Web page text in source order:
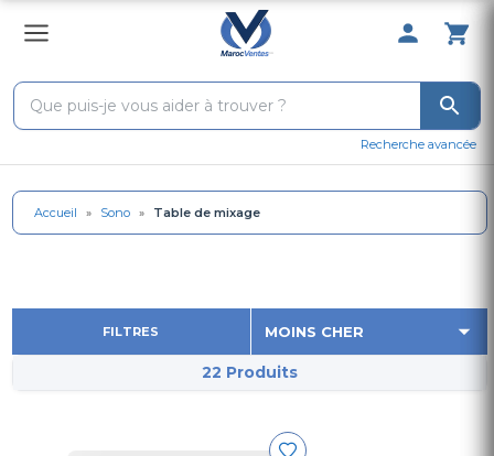
0 Produit
Recherche avancée
Accueil » Sono » Table de mixage
FILTRES
22 Produits